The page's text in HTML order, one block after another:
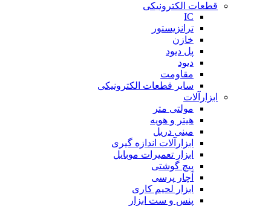
قطعات الکترونیکی
IC
ترانزیستور
خازن
پل دیود
دیود
مقاومت
سایر قطعات الکترونیکی
ابزارآلات
مولتی متر
هیتر و هویه
مینی دریل
ابزارآلات اندازه گیری
ابزار تعمیرات موبایل
پیچ گوشتی
آچار پرسی
ابزار لحیم کاری
پنس و ست ابزار